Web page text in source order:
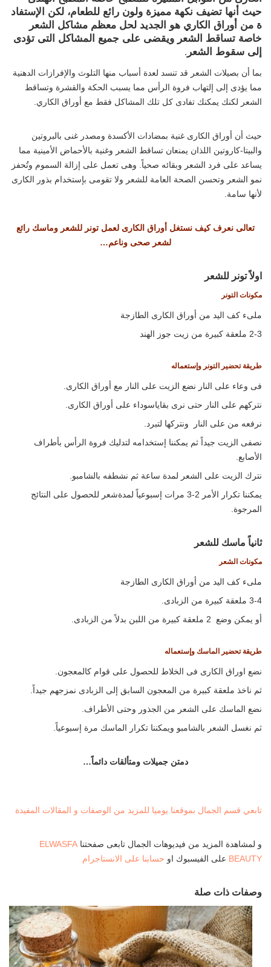
حيث أنها تضيف نكهة مميزة ولون رائع للطعام، لكن الإستفاد
ة من أوراق الكاري هو الجديد لحل معظم مشاكل الشعر
خاصة تساقط الشعر ويقضى على جميع المشاكل التى تؤدى
إلى سقوط الشعر.
بما أن بصيلات الشعر قد تنسد لعدة أسباب منها التلوث والإفرازات الدهنية
مما يؤدى إلى إلتهاب فروة الرأس مما يسبب الحكة والقشرة وتساقط
الشعر لكنك يمكنك تفادى كل تلك المشاكل فقط مع أوراق الكاري.
حيث أن أوراق الكارى غنية بمضادات الأكسدة ومصدر غنى بالبروتين
والبيتا-كاروتين اللذان يمنعان تساقط الشعر وغنية بالأحماض الأمينية مما
يساعد على فرد الشعر وبقائه صحياً. وهى تعمل على إزالة السموم وتُحفز
نمو الشعر وتحسن الصحة العامة للشعر ولا تقومى بإستخدام بذور الكارى
لأنها سامة.
تعالى نعرف كيف نستغل أوراق الكارى لعمل تونر للشعر وماسك رائع
لشعر صحى وناعم…
اولاً تونر للشعر
مكونات التونر
ملىء كف اليد من أوراق الكارى الطازجة
2-3 ملعقة كبيرة من زيت جوز الهند
طريقة تحضير التونر وإستعماله
فى وعاء على النار نضع الزيت على النار مع أوراق الكارى.
نتركهم على النار حتى نرى بقاياسوداء على أوراق الكارى.
نرفعه من على النار ونتركها لتبرد.
نصفى الزيت جيداً ثم يمكننا إستخدامه لتدليك فروة الرأس بأطراف
الأصابع.
نترك الزيت على الشعر لمدة ساعة ثم نشطفه بالشامبو.
يمكننا تكرار الأمر 2-3 مرات إسبوعياً لمدةشعر للحصول على النتائج
المرجوة.
ثانياً ماسك للشعر
مكونات الشعر
ملىء كف اليد من أوراق الكارى الطازجة
3-4 ملعقة كبيرة من الزبادى.
أو يمكن وضع 2 ملعقة كبيرة من اللبن بدلاً من الزبادى.
طريقة تحضير الماسك وإستعماله
نضع اوراق الكارى فى الخلاط للحصول على قوام كالمعجون.
ثم ناخذ ملعقة كبيرة من المعجون السابق إلى الزبادى نمزجهم جيداً.
نضع الماسك على الشعر من الجذور وحتى الأطراف.
ثم نغسل الشعر بالشامبو ويمكننا تكرار الماسك مرة إسبوعياً.
دمتن جميلات ومتألقات دائماً…
تابعي قسم الجمال بموقعنا يوميا للمزيد من الوصفات و المقالات المفيدة
و لمشاهدة المزيد من فيديوهات الجمال تابعى صفحتنا ELWASFA
BEAUTY على الفيسبوك او حسابنا على الانستاجرام
وصفات ذات صلة